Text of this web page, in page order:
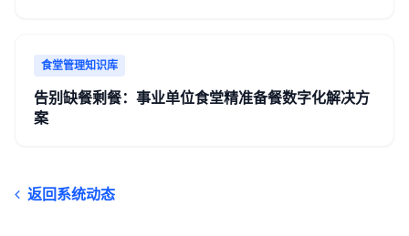
食堂管理知识库
告别缺餐剩餐：事业单位食堂精准备餐数字化解决方
案
返回系统动态